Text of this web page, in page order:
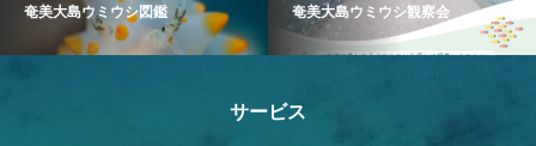
奄美大島ウミウシ図鑑 奄美大島ウミウシ観察会
サービス